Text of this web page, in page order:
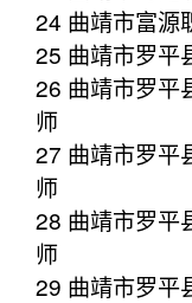
24 曲靖市富源
25 曲靖市罗平
26 曲靖市罗平
师
27 曲靖市罗平
师
28 曲靖市罗平
师
29 曲靖市罗平